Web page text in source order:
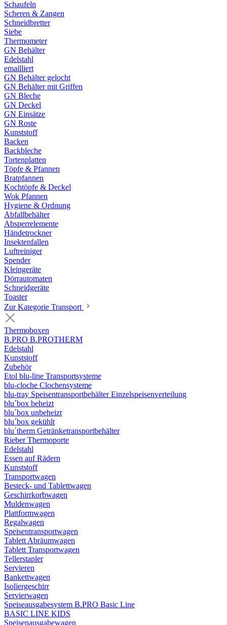
Schaufeln
Scheren & Zangen
Schneidbretter
Siebe
Thermometer
GN Behälter
Edelstahl
emailliert
GN Behälter gelocht
GN Behälter mit Griffen
GN Bleche
GN Deckel
GN Einsätze
GN Roste
Kunststoff
Backen
Backbleche
Tortenplatten
Töpfe & Pfannen
Bratpfannen
Kochtöpfe & Deckel
Wok Pfannen
Hygiene & Ordnung
Abfallbehälter
Absperrelemente
Händetrockner
Insektenfallen
Luftreiniger
Spender
Kleingeräte
Dörrautomaten
Schneidgeräte
Toaster
Zur Kategorie Transport
Thermoboxen
B.PRO B.PROTHERM
Edelstahl
Kunststoff
Zubehör
Etol blu-line Transportsysteme
blu-cloche Clochensysteme
blu-tray Speisentransportbehälter Einzelspeisenverteilung
blu´box beheizt
blu´box unbeheizt
blu´box gekühlt
blu´therm Getränketransportbehälter
Rieber Thermoporte
Edelstahl
Essen auf Rädern
Kunststoff
Transportwagen
Besteck- und Tablettwagen
Geschirrkorbwagen
Muldenwagen
Plattformwagen
Regalwagen
Speisentransportwagen
Tablett Abräumwagen
Tablett Transportwagen
Tellerstapler
Servieren
Bankettwagen
Isoliergeschirr
Servierwagen
Speiseausgabesystem B.PRO Basic Line
BASIC LINE KIDS
Speisenausgabewagen